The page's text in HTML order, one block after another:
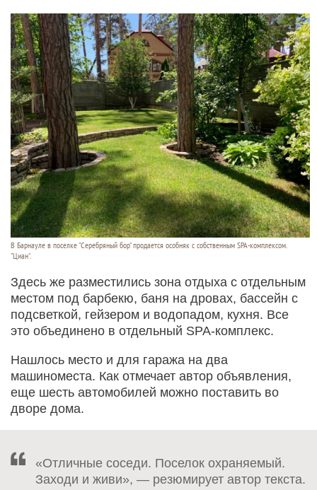
В Барнауле в поселке "Серебряный бор" продается особняк с собственным SPA-комплексом.
"Циан".
Здесь же разместились зона отдыха с отдельным
местом под барбекю, баня на дровах, бассейн с
подсветкой, гейзером и водопадом, кухня. Все
это объединено в отдельный SPA-комплекс.
Нашлось место и для гаража на два
машиноместа. Как отмечает автор объявления,
еще шесть автомобилей можно поставить во
дворе дома.
«Отличные соседи. Поселок охраняемый.
Заходи и живи», — резюмирует автор текста.